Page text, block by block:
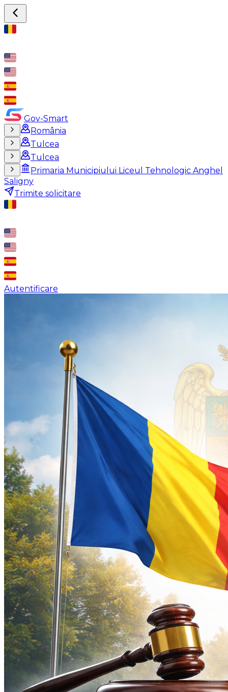
Gov-Smart
România
Tulcea
Tulcea
Primaria Municipiului Liceul Tehnologic Anghel
Saligny
Trimite solicitare
Autentificare